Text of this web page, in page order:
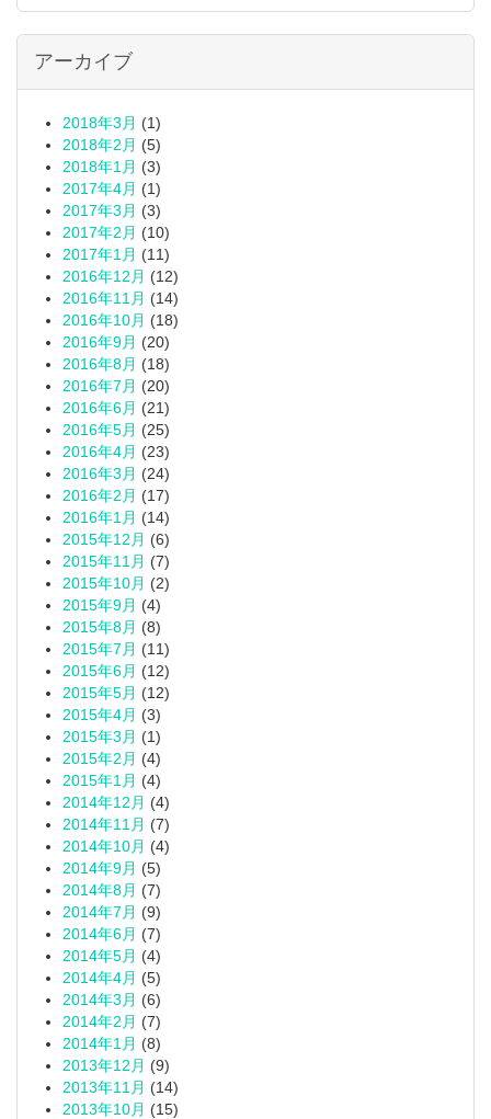
アーカイブ
2018年3月 (1)
2018年2月 (5)
2018年1月 (3)
2017年4月 (1)
2017年3月 (3)
2017年2月 (10)
2017年1月 (11)
2016年12月 (12)
2016年11月 (14)
2016年10月 (18)
2016年9月 (20)
2016年8月 (18)
2016年7月 (20)
2016年6月 (21)
2016年5月 (25)
2016年4月 (23)
2016年3月 (24)
2016年2月 (17)
2016年1月 (14)
2015年12月 (6)
2015年11月 (7)
2015年10月 (2)
2015年9月 (4)
2015年8月 (8)
2015年7月 (11)
2015年6月 (12)
2015年5月 (12)
2015年4月 (3)
2015年3月 (1)
2015年2月 (4)
2015年1月 (4)
2014年12月 (4)
2014年11月 (7)
2014年10月 (4)
2014年9月 (5)
2014年8月 (7)
2014年7月 (9)
2014年6月 (7)
2014年5月 (4)
2014年4月 (5)
2014年3月 (6)
2014年2月 (7)
2014年1月 (8)
2013年12月 (9)
2013年11月 (14)
2013年10月 (15)